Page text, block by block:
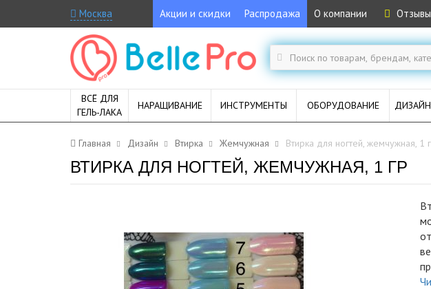
Москва Акции и скидки Распродажа О компании Отзывы
ВСЁ ДЛЯ
ГЕЛЬ-ЛАКА
НАРАЩИВАНИЕ ИНСТРУМЕНТЫ ОБОРУДОВАНИЕ ДИЗАЙН
Главная Дизайн Втирка Жемчужная Втирка для ногтей, жемчужная, 1
ВТИРКА ДЛЯ НОГТЕЙ, ЖЕМЧУЖНАЯ, 1 ГР